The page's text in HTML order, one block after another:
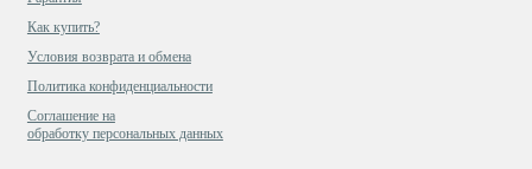
Как купить?
Условия возврата и обмена
Политика конфиденциальности
Cоглашение на
обработку персональных данных